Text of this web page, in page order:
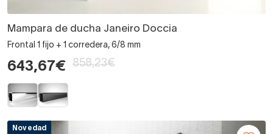
Mampara de ducha Janeiro Doccia
Frontal 1 fijo + 1 corredera, 6/8 mm
643,67€ 858,23€
Novedad